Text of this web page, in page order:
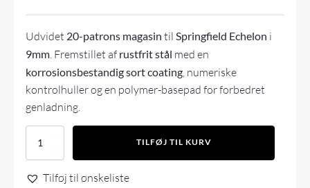
Udvidet20-patrons magasin tilSpringfield Echelon i
9mm. Fremstillet af rustfrit stål med en
korrosionsbestandig sort coating, numeriske
kontrolhuller og en polymer-basepad for forbedret
genladning.
Springfield
9x19mm
20
TILFØJ TIL KURV
Tilføj til ønskeliste